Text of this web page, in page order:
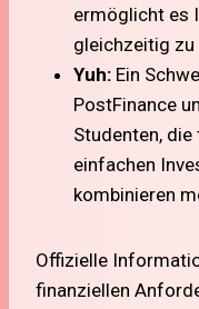
ermöglicht es
gleichzeitig zu
Yuh: Ein
PostFinance
Studenten,
einfachen
kombinieren
Offizielle
finanziellen